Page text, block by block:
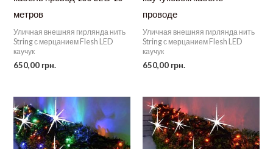
метров
Уличная внешняя гирлянда нить
String с мерцанием Flesh LED
каучук
650,00 грн.
проводе
Уличная внешняя гирлянда нить
String с мерцанием Flesh LED
каучук
650,00 грн.